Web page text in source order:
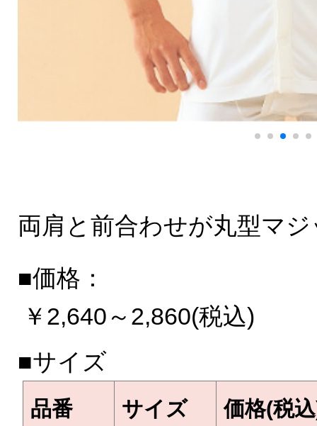
両肩と前合わせが丸型マ
■価格：
￥2,640～2,860(税込)
■サイズ
品番 サイズ 価格(税